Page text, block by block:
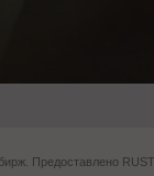
Предоставлено